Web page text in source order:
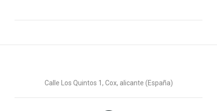
Calle Los Quintos 1, Cox, alicante (España)